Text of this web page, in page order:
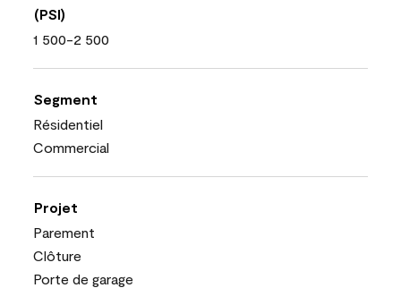
(PSI)
1 500-2 500
Segment
Résidentiel
Commercial
Projet
Parement
Clôture
Porte de garage